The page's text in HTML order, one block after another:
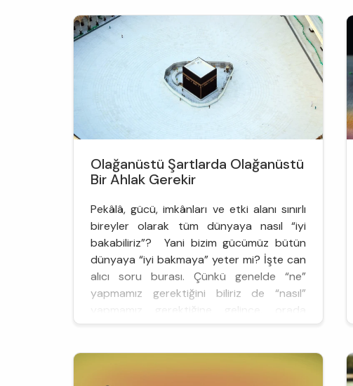
hastal...
Olağanüstü Şartlarda Olağanüstü
Bir Ahlak Gerekir
Pekâlâ, gücü, imkânları ve etki alanı sınırlı
bireyler olarak tüm dünyaya nasıl “iyi
bakabiliriz”? Yani bizim gücümüz bütün
dünyaya “iyi bakmaya” yeter mi? İşte can
alıcı soru burası. Çünkü genelde “ne”
yapmamız gerektiğini biliriz de “nasıl”
yapmamız gerektiğine gelince, orada
kafamız karışır biraz.
Savaş, kıtlık, afet, salgın hastalık gibi tüm